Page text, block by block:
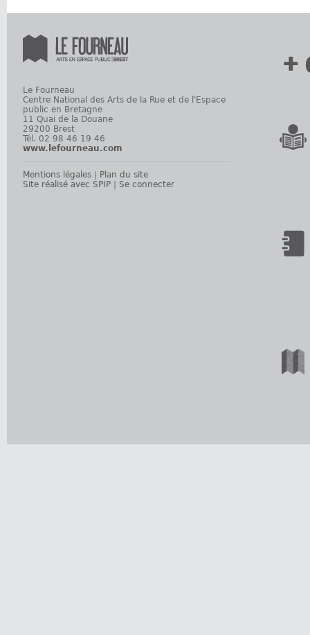
Le Fourneau
Centre National des Arts de la Rue et de l'Espace
public en Bretagne
11 Quai de la Douane
29200 Brest
Tél. 02 98 46 19 46
www.lefourneau.com
Mentions légales
Plan du site
Site réalisé avec SPIP
Se connecter
+